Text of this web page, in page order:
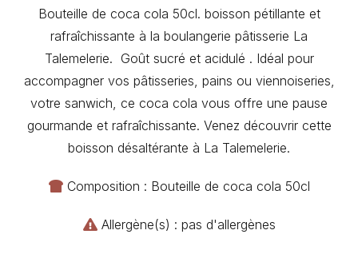
Bouteille de coca cola 50cl. boisson pétillante et
rafraîchissante à la boulangerie pâtisserie La
Talemelerie. Goût sucré et acidulé . Idéal pour
accompagner vos pâtisseries, pains ou viennoiseries,
votre sanwich, ce coca cola vous offre une pause
gourmande et rafraîchissante. Venez découvrir cette
boisson désaltérante à La Talemelerie.
Composition : Bouteille de coca cola 50cl
Allergène(s) : pas d'allergènes